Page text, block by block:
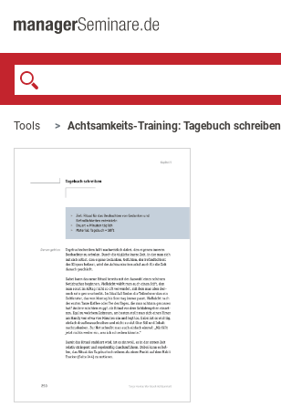
Tools Achtsamkeits-Training: Tagebuch schreiben